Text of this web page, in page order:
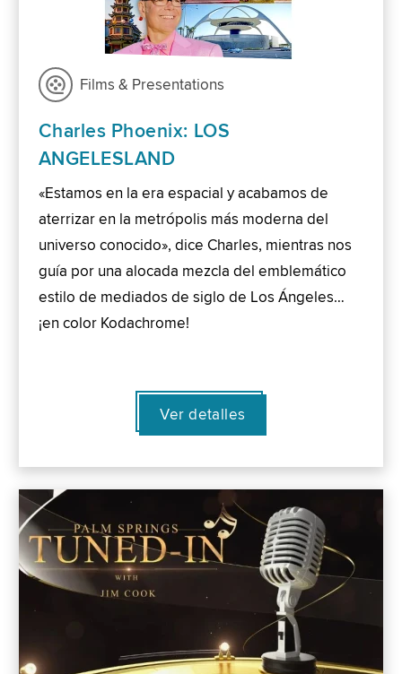
Films & Presentations
Charles Phoenix: LOS
ANGELESLAND
«Estamos en la era espacial y acabamos de
aterrizar en la metrópolis más moderna del
universo conocido», dice Charles, mientras nos
guía por una alocada mezcla del emblemático
estilo de mediados de siglo de Los Ángeles…
¡en color Kodachrome!
Ver detalles